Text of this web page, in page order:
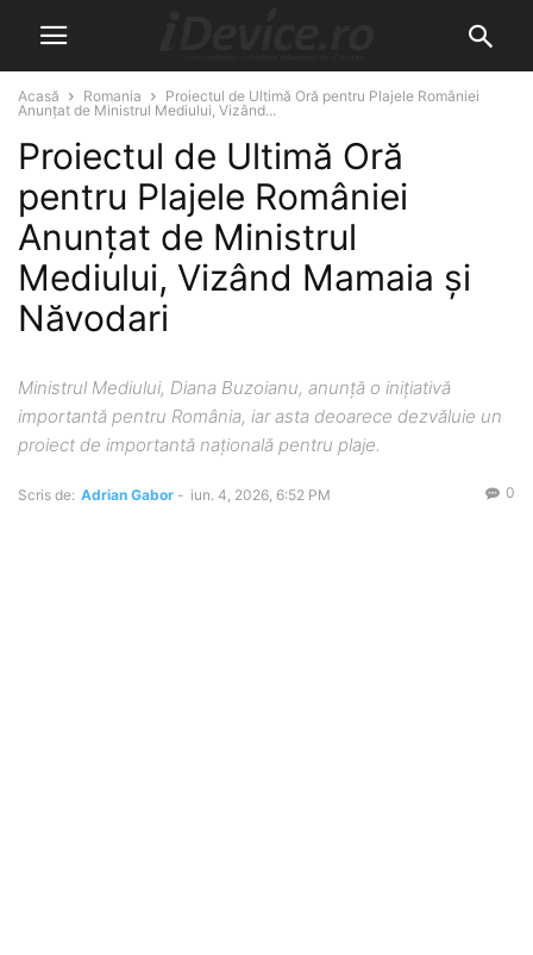
Acasă Romania
Proiectul de Ultimă Oră pentru Plajele României
Anunțat de Ministrul Mediului, Vizând...
Proiectul de Ultimă Oră
pentru Plajele României
Anunțat de Ministrul
Mediului, Vizând Mamaia și
Năvodari
Ministrul Mediului, Diana Buzoianu, anunță o inițiativă
importantă pentru România, iar asta deoarece dezvăluie un
proiect de importantă națională pentru plaje.
Scris de: Adrian Gabor - iun. 4, 2026, 6:52 PM 0